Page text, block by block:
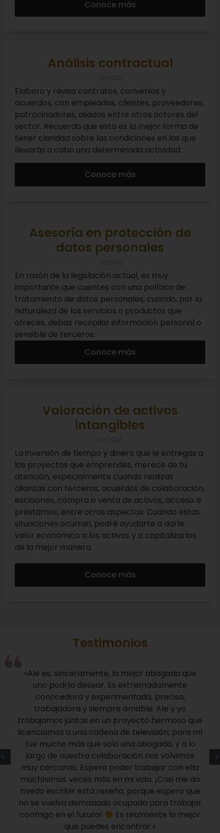
Conoce más
Análisis contractual
Elaboro y reviso contratos, convenios y
acuerdos, con empleados, clientes, proveedores,
patrocinadores, aliados entre otros actores del
sector. Recuerda que esta es la mejor forma de
tener claridad sobre las condiciones en las que
llevarás a cabo una determinada actividad.
Conoce más
Asesoría en protección de
datos personales
En razón de la legislación actual, es muy
importante que cuentes con una política de
tratamiento de datos personales, cuando, por la
naturaleza de los servicios o productos que
ofreces, debas recopilar información personal o
sensible de terceros.
Conoce más
Valoración de activos
intangibles
La inversión de tiempo y dinero que le entregas a
los proyectos que emprendes, merece de tu
atención, especialmente cuando realizas
alianzas con terceros, acuerdos de colaboración,
escisiones, compra o venta de activos, acceso a
préstamos, entre otros aspectos. Cuando estas
situaciones ocurran, podré ayudarte a darle
valor económico a los activos y a capitalizarlos
de la mejor manera.
Conoce más
Testimonios
«Ale es, sinceramente, la mejor abogada que
uno podría desear. Es extremadamente
conocedora y experimentada, precisa,
trabajadora y siempre amable. Ale y yo
trabajamos juntas en un proyecto hermoso que
licenciamos a una cadena de televisión; para mí
fue mucho más que solo una abogada, y a lo
largo de nuestra colaboración nos volvimos
muy cercanas. Espero poder trabajar con ella
muchísimas veces más en mi vida. ¡Casi me da
miedo escribir esta reseña, porque espero que
no se vuelva demasiado ocupada para trabajar
conmigo en el futuro!
Es realmente lo mejor
que puedes encontrar.»